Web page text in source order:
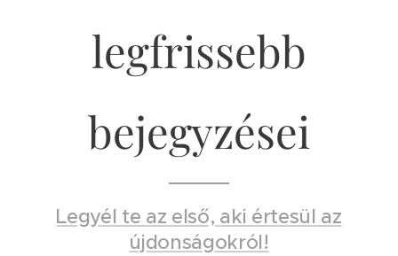
legfrissebb
bejegyzései
Legyél te az első, aki értesül az
újdonságokról!